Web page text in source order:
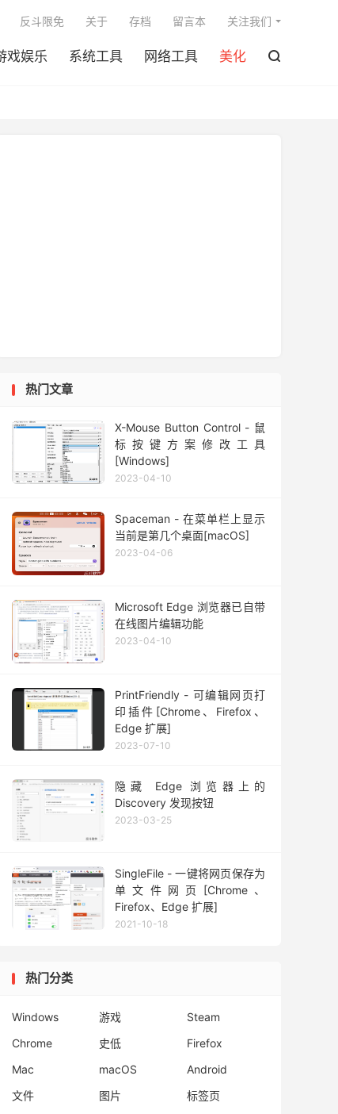
戏娱乐 系统工具 网络工具 美化 
反斗限免 关于 存档 留言本 关注我们
热门文章
X-Mouse Button Control - 鼠
标按键方案修改工具
[Windows]
2023-04-10
Spaceman - 在菜单栏上显示
当前是第几个桌面[macOS]
2023-04-06
Microsoft Edge 浏览器已自带
在线图片编辑功能
2023-04-10
PrintFriendly - 可编辑网页打
印插件[Chrome、Firefox、
Edge 扩展]
2023-07-10
隐藏 Edge 浏览器上的
Discovery 发现按钮
2023-03-25
SingleFile - 一键将网页保存为
单文件网页[Chrome、
Firefox、Edge 扩展]
2021-10-18
热门分类
Windows 游戏
Steam
Chrome
史低
Firefox
Mac
macOS
Android
文件
图片
标签页